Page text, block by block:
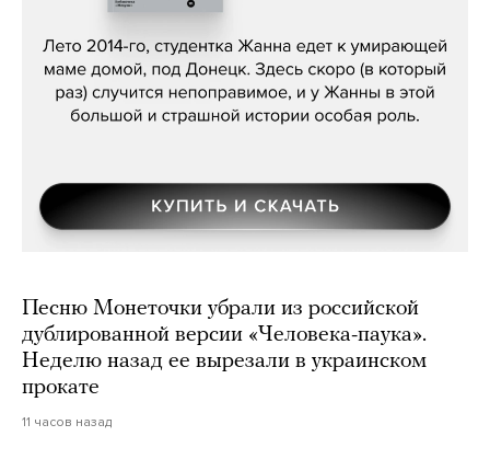
Сергей Лебедев, «Белая дама»
Песню Монеточки убрали из российской
дублированной версии «Человека-паука».
Неделю назад ее вырезали в украинском
прокате
11 часов назад